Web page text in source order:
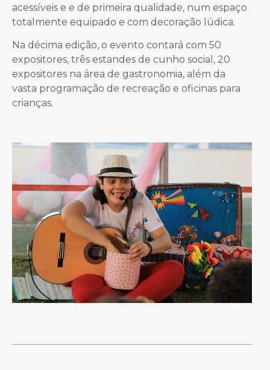
acessíveis e e de primeira qualidade, num espaço
totalmente equipado e com decoração lúdica.
Na décima edição, o evento contará com 50
expositores, três estandes de cunho social, 20
expositores na área de gastronomia, além da
vasta programação de recreação e oficinas para
crianças.